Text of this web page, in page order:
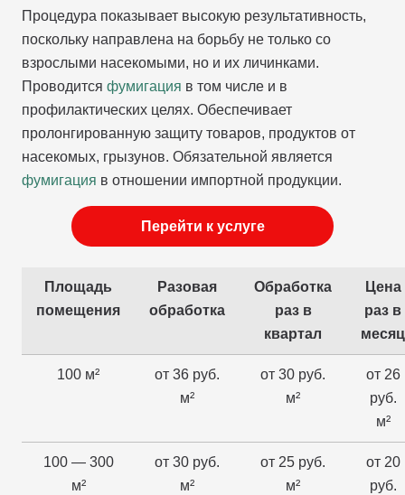
Процедура показывает высокую результативность,
поскольку направлена на борьбу не только со
взрослыми насекомыми, но и их личинками.
Проводится фумигация в том числе и в
профилактических целях. Обеспечивает
пролонгированную защиту товаров, продуктов от
насекомых, грызунов. Обязательной является
фумигация в отношении импортной продукции.
Перейти к услуге
Площадь
помещения
Разовая
обработка
Обработка
раз в
квартал
Цена
раз в
месяц
100 м²
от 36 руб.
м²
от 30 руб.
м²
от 26
руб.
м²
100 — 300
м²
от 30 руб.
м²
от 25 руб.
м²
от 20
руб.